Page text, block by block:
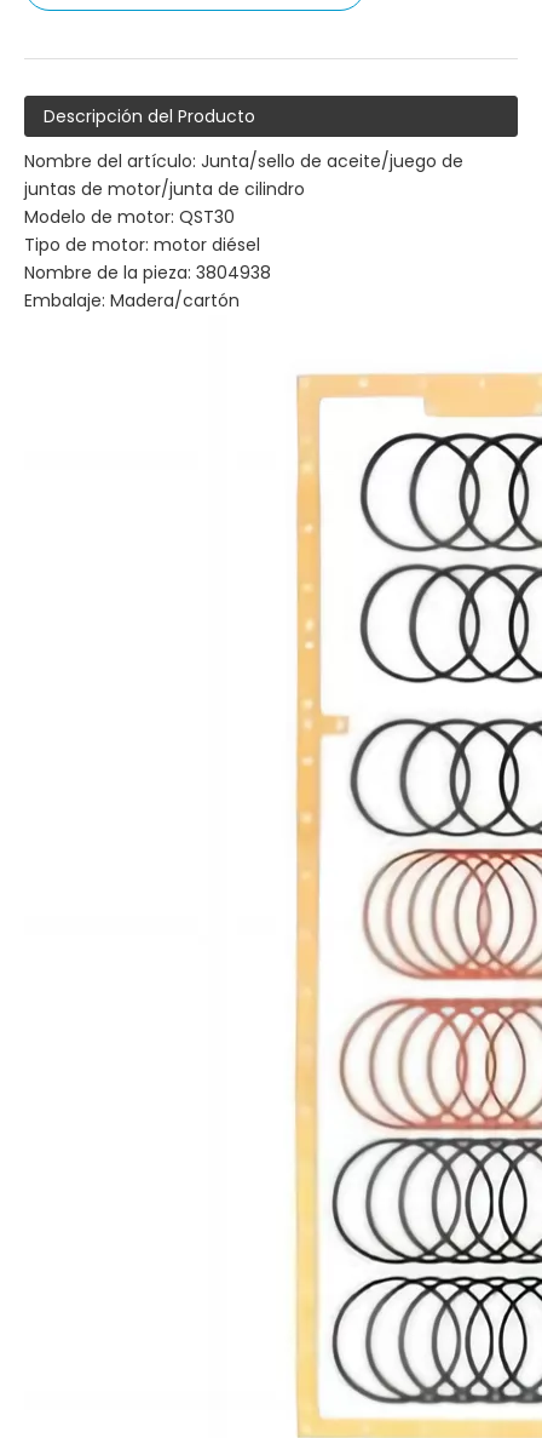
Descripción del Producto
Nombre del artículo: Junta/sello de aceite/juego de
juntas de motor/junta de cilindro
Modelo de motor: QST30
Tipo de motor: motor diésel
Nombre de la pieza: 3804938
Embalaje: Madera/cartón